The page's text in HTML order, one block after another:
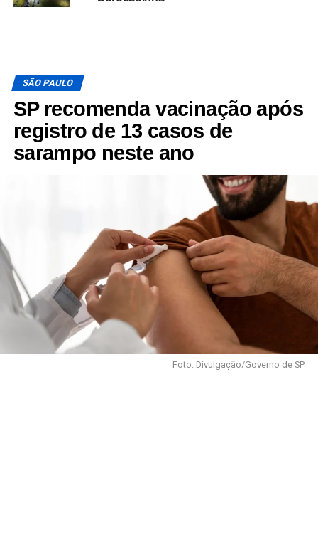
SÃO PAULO
SP recomenda vacinação após
registro de 13 casos de
sarampo neste ano
Foto: Divulgação/Governo de SP